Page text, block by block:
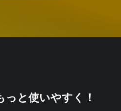
っと使いやすく！